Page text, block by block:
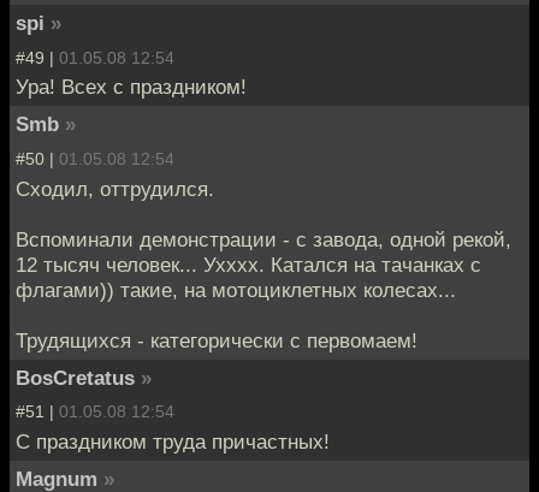
spi »
#49 | 01.05.08 12:54
Ура! Всех с праздником!
Smb »
#50 | 01.05.08 12:54
Сходил, оттрудился.
Вспоминали демонстрации - с завода, одной рекой,
12 тысяч человек... Ухххх. Катался на тачанках с
флагами)) такие, на мотоциклетных колесах...
Трудящихся - категорически с первомаем!
BosCretatus »
#51 | 01.05.08 12:54
С праздником труда причастных!
Magnum »